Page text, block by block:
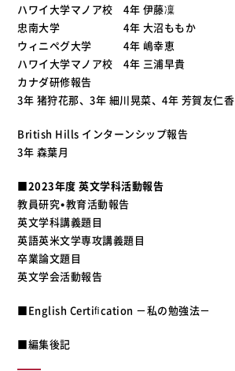
ハワイ大学マノア校 4年 伊藤凜
忠南大学 4年 大沼ももか
ウィニペグ大学 4年 嶋幸恵
ハワイ大学マノア校 4年 三浦早貴
カナダ研修報告
3年 猪狩花那、3年 細川晃菜、4年 芳賀友仁香
British Hills インターンシップ報告
3年 森葉月
■2023年度 英文学科活動報告
教員研究•教育活動報告
英文学科講義題目
英語英米文学専攻講義題目
卒業論文題目
英文学会活動報告
■English Certiﬁcation －私の勉強法－
■編集後記